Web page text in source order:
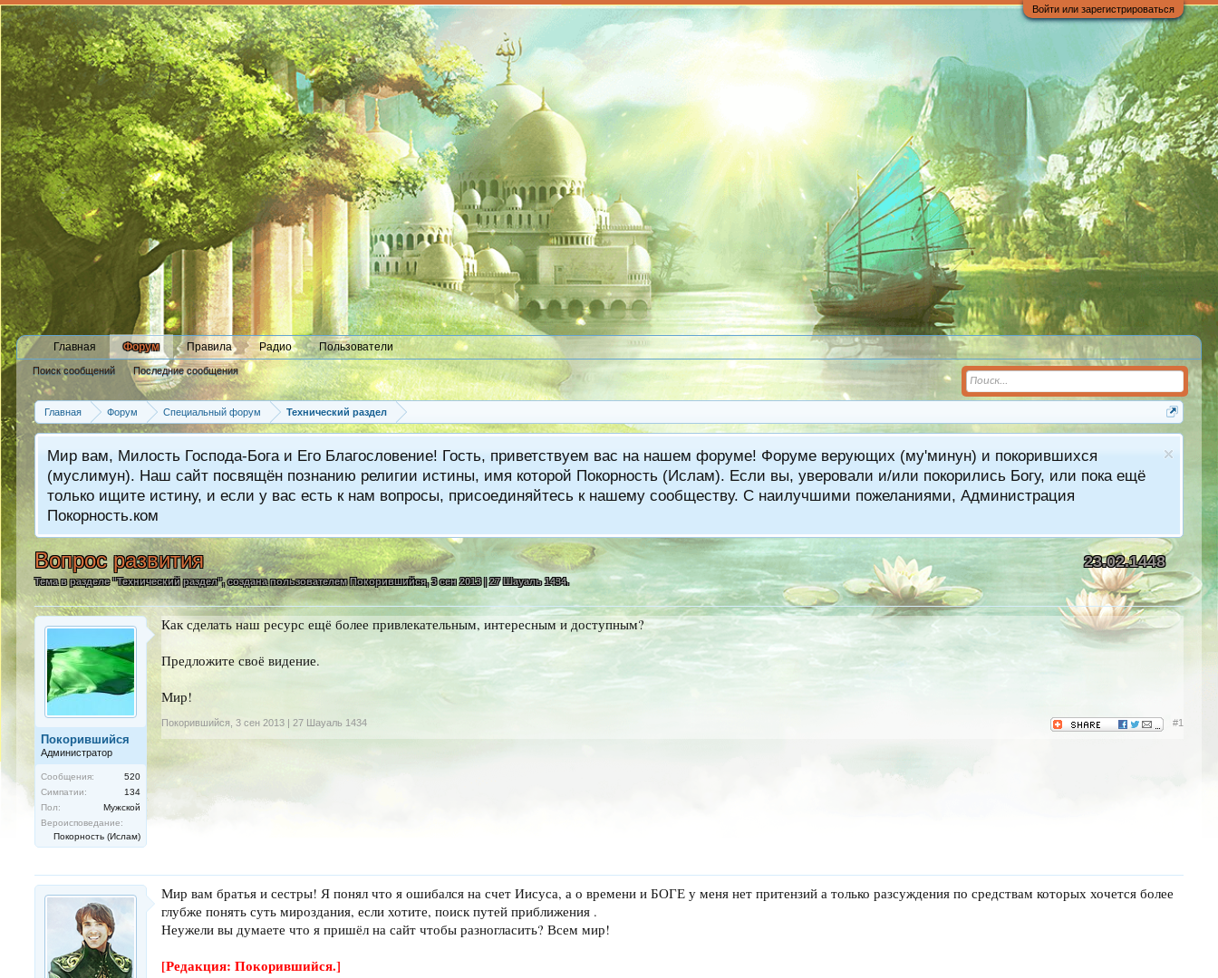
Войти или зарегистрироваться
Главная Форум
Поиск сообщений Последние сообщения
Правила Радио Пользователи
Главная Форум Специальный форум Технический раздел
Мир вам, Милость Господа-Бога и Его Благословение! Гость, приветствуем вас на нашем форуме! Форуме верующих (му'минун) и покорившихся
(муслимун). Наш сайт посвящён познанию религии истины, имя которой Покорность (Ислам). Если вы, уверовали и/или покорились Богу, или пока ещё
только ищите истину, и если у вас есть к нам вопросы, присоединяйтесь к нашему сообществу. С наилучшими пожеланиями, Администрация
Покорность.ком
23.02.1448
Вопрос развития
Тема в разделе "Технический раздел", создана пользователемПокорившийся,3 сен 2013 | 27 Шауаль 1434.
Покорившийся
Администратор
Сообщения:
520
Симпатии:
134
Пол:
Мужской
Вероисповедание:
Покорность (Ислам)
Как сделать наш ресурс ещё более привлекательным, интересным и доступным?
Предложите своё видение.
Мир!
Покорившийся 3 сен 2013 | 27 Шауаль 1434 #1
Мир вам братья и сестры! Я понял что я ошибался на счет Иисуса, а о времени и БОГЕ у меня нет притензий а только разсуждения по средствам которых хочется более
глубже понять суть мироздания, если хотите, поиск путей приближения .
Неужели вы думаете что я пришёл на сайт чтобы разногласить? Всем мир!
[Редакция: Покорившийся.]